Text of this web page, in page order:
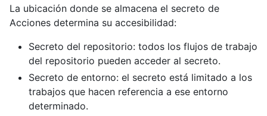
La ubicación donde se almacena el secreto de
Acciones determina su accesibilidad:
Secreto del repositorio: todos los flujos de trabajo
del repositorio pueden acceder al secreto.
Secreto de entorno: el secreto está limitado a los
trabajos que hacen referencia a ese entorno
determinado.